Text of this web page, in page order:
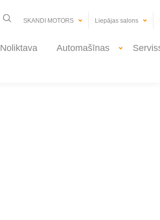
SKANDI MOTORS Liepājas salons
Noliktava Automašīnas